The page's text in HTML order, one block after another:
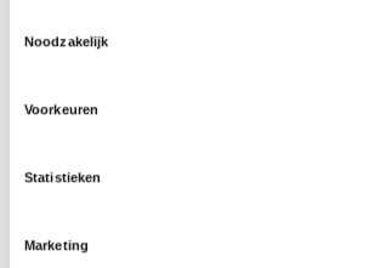
Noodzakelijk
Voorkeuren
Statistieken
Marketing